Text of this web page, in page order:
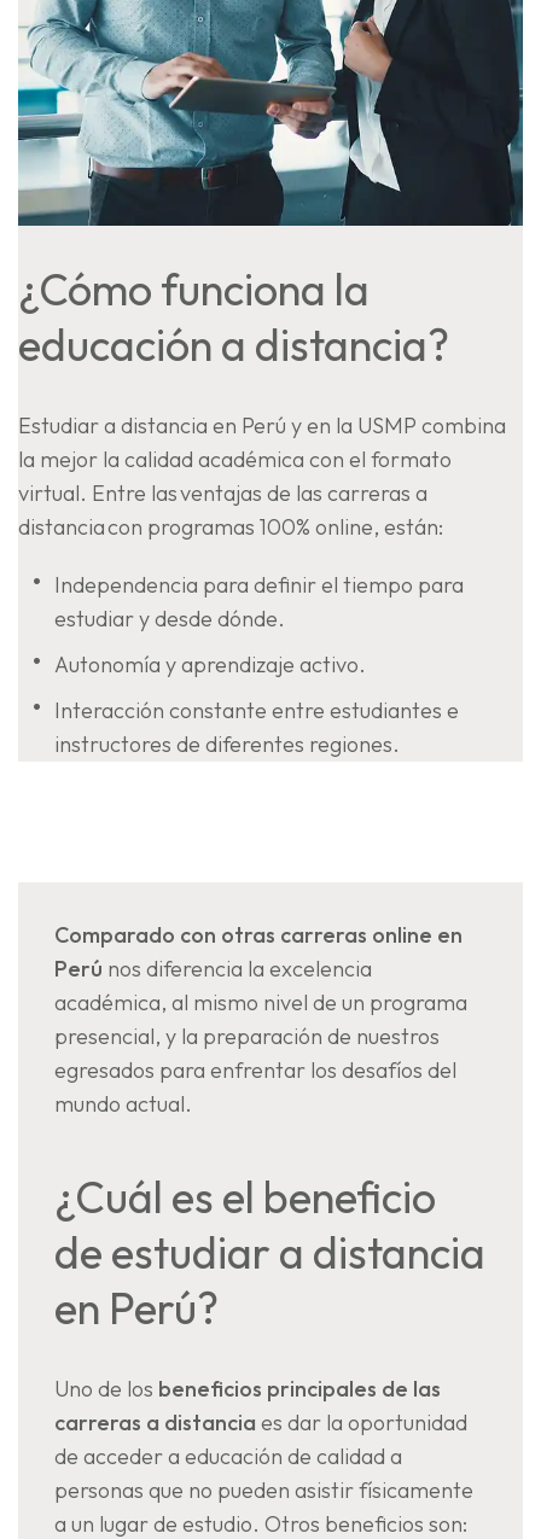
¿Cómo funciona la
educación a distancia?
Estudiar a distancia en Perú y en la USMP combina
la mejor la calidad académica con el formato
virtual. Entre las ventajas de las carreras a
distancia con programas 100% online, están:
Independencia para definir el tiempo para
estudiar y desde dónde.
Autonomía y aprendizaje activo.
Interacción constante entre estudiantes e
instructores de diferentes regiones.
Comparado con otras carreras online en
Perú nos diferencia la excelencia
académica, al mismo nivel de un programa
presencial, y la preparación de nuestros
egresados para enfrentar los desafíos del
mundo actual.
¿Cuál es el beneficio
de estudiar a distancia
en Perú?
Uno de los beneficios principales de las
carreras a distancia es dar la oportunidad
de acceder a educación de calidad a
personas que no pueden asistir físicamente
a un lugar de estudio. Otros beneficios son: